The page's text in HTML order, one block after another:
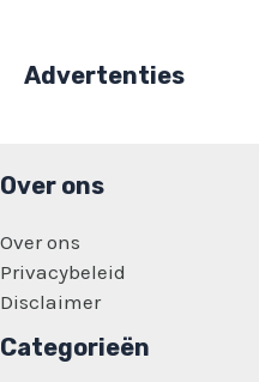
Advertenties
Over ons
Over ons
Privacybeleid
Disclaimer
Categorieën